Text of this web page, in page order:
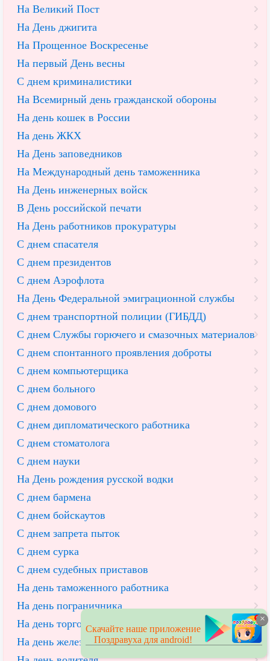
На Великий Пост
На День джигита
На Прощенное Воскресенье
На первый День весны
С днем криминалистики
На Всемирный день гражданской обороны
На день кошек в России
На день ЖКХ
На День заповедников
На Международный день таможенника
На День инженерных войск
В День российской печати
На День работников прокуратуры
С днем спасателя
С днем президентов
С днем Аэрофлота
На День Федеральной эмиграционной службы
С днем транспортной полиции (ГИБДД)
С днем Службы горючего и смазочных материалов
С днем спонтанного проявления доброты
С днем компьютерщика
С днем больного
С днем домового
С днем дипломатического работника
С днем стоматолога
С днем науки
На День рождения русской водки
С днем бармена
С днем бойскаутов
С днем запрета пыток
С днем сурка
С днем судебных приставов
На день таможенного работника
На день пограничника
На день торговли
На день железнодорожника
×
Скачайте наше приложение
Поздравуха для android!